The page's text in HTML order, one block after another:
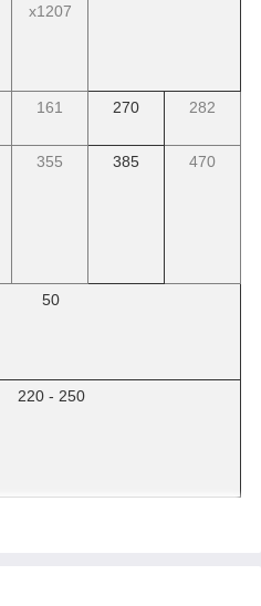
х1207
161 270 282
355 385 470
50
220 - 250